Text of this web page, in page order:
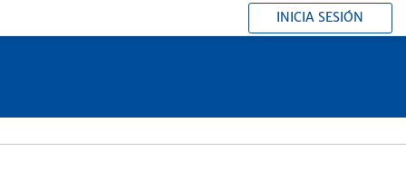
INICIA SESIÓN